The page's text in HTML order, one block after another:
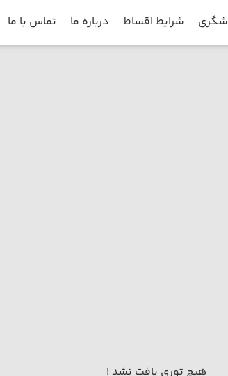
شرایط اقساط درباره ما تماس با ما
هیچ توری یافت نشد !